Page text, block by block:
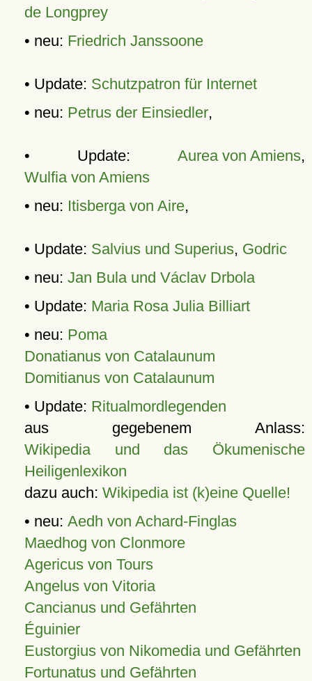
de Longprey
• neu: Friedrich Janssoone
• Update: Schutzpatron für Internet
• neu: Petrus der Einsiedler,
• Update: Aurea von Amiens,
Wulfia von Amiens
• neu: Itisberga von Aire,
• Update: Salvius und Superius, Godric
• neu: Jan Bula und Václav Drbola
• Update: Maria Rosa Julia Billiart
• neu: Poma
Donatianus von Catalaunum
Domitianus von Catalaunum
• Update: Ritualmordlegenden
aus gegebenem Anlass:
Wikipedia und das Ökumenische
Heiligenlexikon
dazu auch: Wikipedia ist (k)eine Quelle!
• neu: Aedh von Achard-Finglas
Maedhog von Clonmore
Agericus von Tours
Angelus von Vitoria
Cancianus und Gefährten
Éguinier
Eustorgius von Nikomedia und Gefährten
Fortunatus und Gefährten